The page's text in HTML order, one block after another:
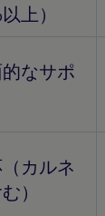
上）
なサポ
カルネ
）